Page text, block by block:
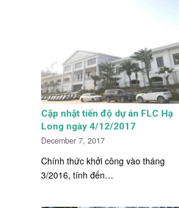
Cập nhật tiến độ dự án FLC Hạ
Long ngày 4/12/2017
December 7, 2017
Chính thức khởi công vào tháng
3/2016, tính đến…